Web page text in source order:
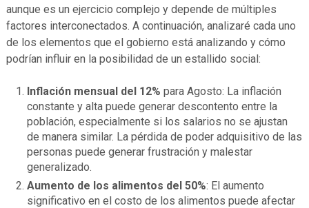
aunque es un ejercicio complejo y depende de múltiples
factores interconectados. A continuación, analizaré cada uno
de los elementos que el gobierno está analizando y cómo
podrían influir en la posibilidad de un estallido social:
Inflación mensual del 12% para Agosto: La inflación
constante y alta puede generar descontento entre la
población, especialmente si los salarios no se ajustan
de manera similar. La pérdida de poder adquisitivo de las
personas puede generar frustración y malestar
generalizado.
Aumento de los alimentos del 50%: El aumento
significativo en el costo de los alimentos puede afectar